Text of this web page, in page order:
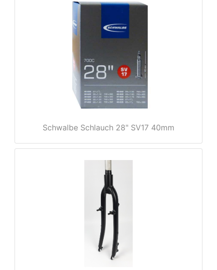
Schwalbe Schlauch 28" SV17 40mm